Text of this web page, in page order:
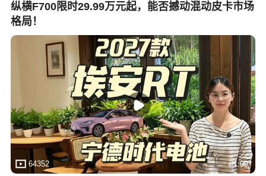
纵横F700限时29.99万元起，能否撼动混动皮卡市场
格局！
64352 01:09